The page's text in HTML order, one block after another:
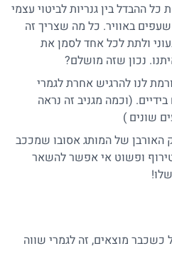
ההבדל בין גנריות לביטוי עצמי
שעפים באוויר. כל מה שצריך זה
ולתת לכל אחד לסמן את
נכון שזה מושלם?
לנו להרגיש אחרת לגמרי
(וכמה מגניב זה נראה
שונים )
האורבן של המותגאסובו שמככב
ופשוט אי אפשר להשאר
מוצאים, זה לגמרי שווה